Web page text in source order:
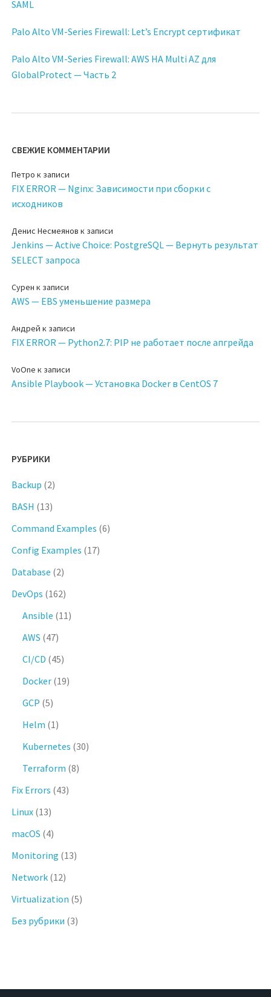
SAML
Palo Alto VM-Series Firewall: Let’s Encrypt сертификат
Palo Alto VM-Series Firewall: AWS HA Multi AZ для
GlobalProtect — Часть 2
СВЕЖИЕ КОММЕНТАРИИ
Петро к записи
FIX ERROR — Nginx: Зависимости при сборки с
исходников
Денис Несмеянов к записи
Jenkins — Active Choice: PostgreSQL — Вернуть результат
SELECT запроса
Сурен к записи
AWS — EBS уменьшение размера
Андрей к записи
FIX ERROR — Python2.7: PIP не работает после апгрейда
VoOne к записи
Ansible Playbook — Установка Docker в CentOS 7
РУБРИКИ
Backup (2)
BASH (13)
Command Examples (6)
Config Examples (17)
Database (2)
DevOps (162)
Ansible (11)
AWS (47)
CI/CD (45)
Docker (19)
GCP (5)
Helm (1)
Kubernetes (30)
Terraform (8)
Fix Errors (43)
Linux (13)
macOS (4)
Monitoring (13)
Network (12)
Virtualization (5)
Без рубрики (3)